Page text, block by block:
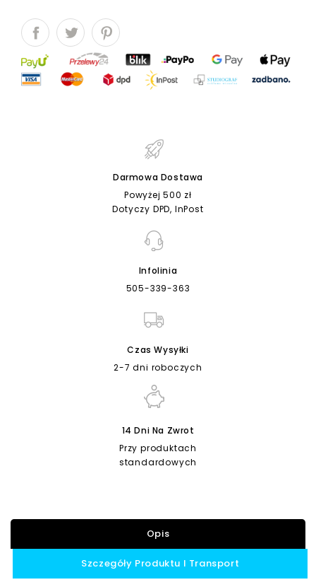
Darmowa Dostawa
Powyżej 500 zł
Dotyczy DPD, InPost
Infolinia
505-339-363
Czas Wysyłki
2-7 dni roboczych
14 Dni Na Zwrot
Przy produktach
standardowych
Opis
Szczegóły Produktu I Transport